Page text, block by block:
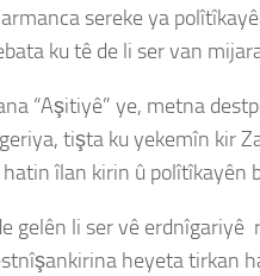
sereke ya
ku tê de li ser van
“Aşitiyê” ye, metna
tişta ku yekemîn kir
hatin îlan kirin û
gelên li ser vê
heyeta tirkan